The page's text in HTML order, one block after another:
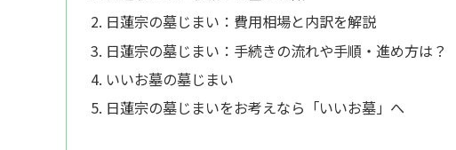
日蓮宗の墓じまい：費用相場と内訳を解説
日蓮宗の墓じまい：手続きの流れや手順・進め方は？
いいお墓の墓じまい
日蓮宗の墓じまいをお考えなら「いいお墓」へ